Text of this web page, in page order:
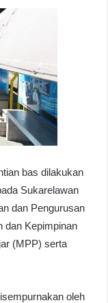
bas dilakukan
Sukarelawan
dan Pengurusan
dan Kepimpinan
(MPP) serta
oleh